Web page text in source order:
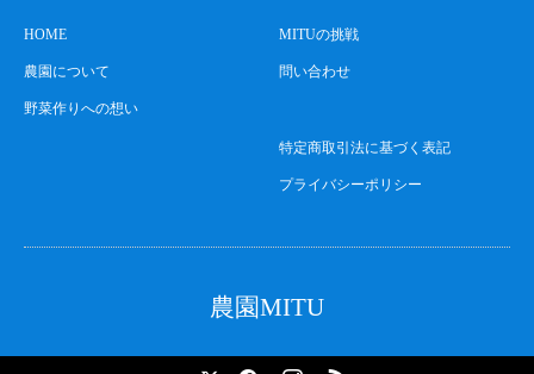
HOME
農園について
野菜作りへの想い
MITUの挑戦
問い合わせ
特定商取引法に基づく表記
プライバシーポリシー
農園MITU